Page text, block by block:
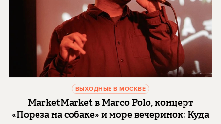
ВЫХОДНЫЕ В МОСКВЕ
MarketMarket в Marco Polo, концерт
«Пореза на собаке» и море вечеринок: Куда